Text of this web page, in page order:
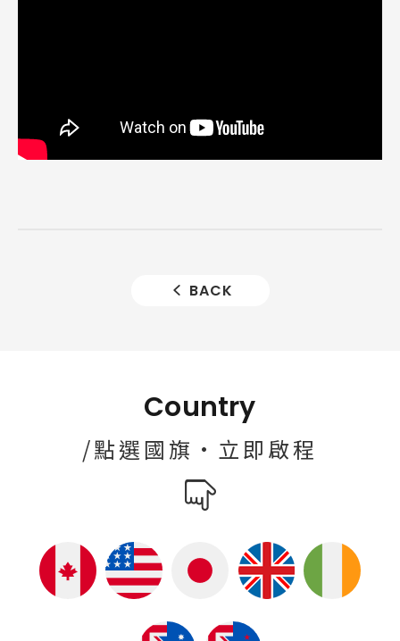
BACK
Country
/點選國旗·立即啟程